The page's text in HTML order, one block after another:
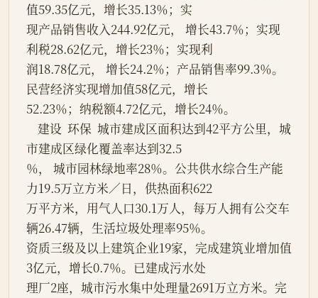
值59.35亿元，增长35.13％；实
现产品销售收入244.92亿元， 增长43.7％；实现
利税28.62亿元，增长23％；实现利
润18.78亿元， 增长24.2％；产品销售率99.3％。
民营经济实现增加值58亿元，增长
52.23％；纳税额4.72亿元，增长24％。
市建成区绿化覆盖率达到32.5
％， 城市园林绿地率28％。公共供水综合生产能
力19.5万立方米／日，供热面积622
万平方米，用气人口30.1万人，每万人拥有公交车
辆26.47辆，生活垃圾处理率95％。
资质三级及以上建筑企业19家，完成建筑业增加值
3亿元，增长0.7％。已建成污水处
理厂2座，城市污水集中处理量2691万立方米。完